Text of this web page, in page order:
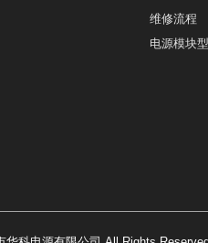
维修流程
电源模块